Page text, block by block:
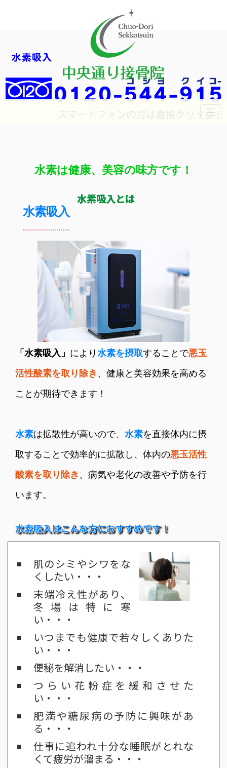
水素は健康、美容の味方です！
水素吸入
水素吸入とは
「水素吸入」 により 水素を摂取することで悪玉
活性酸素を取り除き 、健康と美容効果を高める
ことが期待できます！
水素は拡散性が高いので、 水素を直接体内に摂
取することで効率的に拡散し、体内の悪玉活性
酸素を取り除き 、病気や老化の改善や予防を行
います。
水素吸入はこんな方におすすめです！
肌のシミやシワをな
くしたい・・・
末端冷え性があり、
冬場は特に寒
い・・・
いつまでも健康で若々しくありた
い・・・
便秘を解消したい・・・
つらい花粉症を緩和させた
い・・・
肥満や糖尿病の予防に興味があ
る・・・
仕事に追われ十分な睡眠がとれな
くて疲労が溜まる・・・